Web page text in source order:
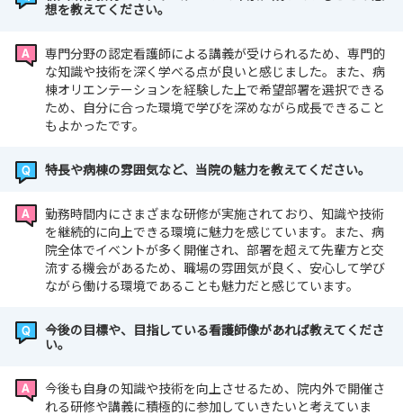
想を教えてください。
専門分野の認定看護師による講義が受けられるため、専門的
な知識や技術を深く学べる点が良いと感じました。また、病
棟オリエンテーションを経験した上で希望部署を選択できる
ため、自分に合った環境で学びを深めながら成長できること
もよかったです。
特長や病棟の雰囲気など、当院の魅力を教えてください。
勤務時間内にさまざまな研修が実施されており、知識や技術
を継続的に向上できる環境に魅力を感じています。また、病
院全体でイベントが多く開催され、部署を超えて先輩方と交
流する機会があるため、職場の雰囲気が良く、安心して学び
ながら働ける環境であることも魅力だと感じています。
今後の目標や、目指している看護師像があれば教えてくださ
い。
今後も自身の知識や技術を向上させるため、院内外で開催さ
れる研修や講義に積極的に参加していきたいと考えていま